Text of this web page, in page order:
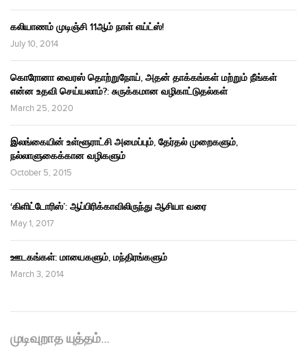
கலியாணம் முடிஞ்சி 11ஆம் நாள் எய்ட்ஸ்!
July 10, 2014
கொரோனா வைரஸ் தொற்றுநோய், அதன் தாக்கங்கள் மற்றும் நீங்கள்
என்ன உதவி செய்யலாம்?: சுருக்கமான வழிகாட்டுதல்கள்
March 25, 2020
இலங்கையின் உள்ளூராட்சி அமைப்பும், தேர்தல் முறைகளும்,
நல்லாளுகைக்கான வழிகளும்
October 5, 2015
‘கிளிட்டோரிஸ்’: ஆப்பிரிக்காவிலிருந்து ஆசியா வரை
May 1, 2017
ஊடகங்கள்: மாயைகளும், மந்திரங்களும்
March 3, 2014
முடிவுறாத யுத்தம்…